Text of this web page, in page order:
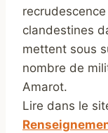
clandestines
mettent sous
nombre de
Amarot.
Lire dans le